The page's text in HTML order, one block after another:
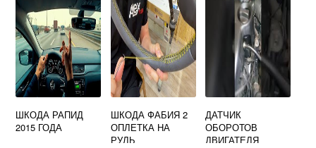
ШКОДА РАПИД
2015 ГОДА
ШКОДА ФАБИЯ 2
ОПЛЕТКА НА
РУЛЬ
ДАТЧИК
ОБОРОТОВ
ДВИГАТЕЛЯ